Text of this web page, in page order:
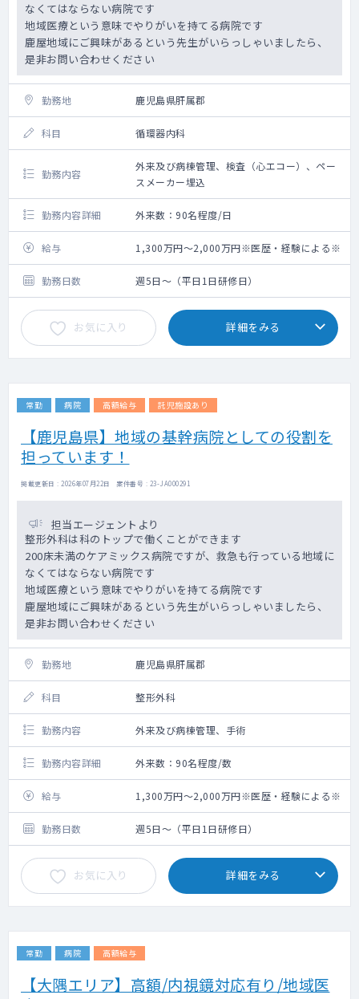
なくてはならない病院です
地域医療という意味でやりがいを持てる病院です
鹿屋地域にご興味があるという先生がいらっしゃいましたら、
是非お問い合わせください
勤務地 鹿児島県肝属郡
科目 循環器内科
勤務内容
外来及び病棟管理、検査（心エコー）、ペー
スメーカー埋込
勤務内容詳細 外来数：90名程度/日
給与 1,300万円～2,000万円※医歴・経験による※
勤務日数 週5日～（平日1日研修日）
お気に入り 詳細をみる
常勤 病院 高額給与 託児施設あり
【鹿児島県】地域の基幹病院としての役割を
担っています！
掲載更新日 : 2026年07月22日 案件番号 : 23-JA000291
担当エージェントより
整形外科は科のトップで働くことができます
200床未満のケアミックス病院ですが、救急も行っている地域に
なくてはならない病院です
地域医療という意味でやりがいを持てる病院です
鹿屋地域にご興味があるという先生がいらっしゃいましたら、
是非お問い合わせください
勤務地 鹿児島県肝属郡
科目 整形外科
勤務内容 外来及び病棟管理、手術
勤務内容詳細 外来数：90名程度/数
給与 1,300万円～2,000万円※医歴・経験による※
勤務日数 週5日～（平日1日研修日）
お気に入り 詳細をみる
常勤 病院 高額給与
【大隅エリア】高額/内視鏡対応有り/地域医